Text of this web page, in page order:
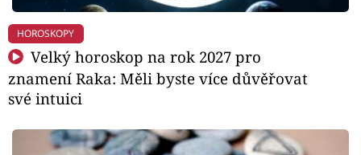
HOROSKOPY
Velký horoskop na rok 2027 pro
znamení Raka: Měli byste více důvěřovat
své intuici